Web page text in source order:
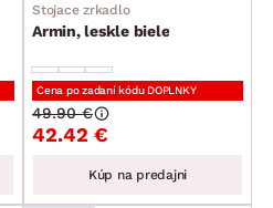
Stojace zrkadlo
Armin, leskle biele
Cena po zadaní kódu DOPLNKY
42.42 €
49.90 €
Kúp na predajni